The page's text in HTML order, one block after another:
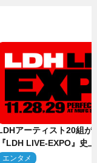
アーティスト20組
『LDH LIVE‐EXPO』史
場で開催決定
エンタメ